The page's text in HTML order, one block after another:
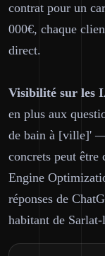
contrat pour un
000€, chaque
direct.
Visibilité sur les
en plus aux
de bain à [ville]' —
concrets peut
Engine
réponses de
habitant de